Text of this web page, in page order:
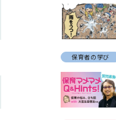
保育者の学び